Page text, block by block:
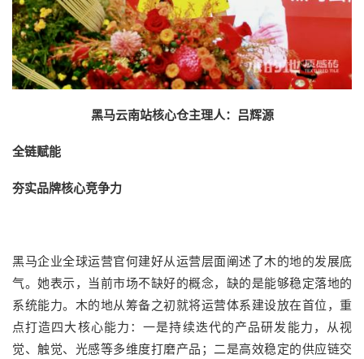
黑马云南站核心仓主理人：吕辉源
全链赋能
夯实品牌核心竞争力
黑马企业全球运营官何建好从运营层面阐述了木的地的发展底
气。她表示，当前市场不缺好的概念，缺的是能够稳定落地的
系统能力。木的地从筹备之初就将运营体系建设放在首位，重
点打造四大核心能力：一是持续迭代的产品研发能力，从视
觉、触觉、光感等多维度打磨产品；二是高效稳定的供应链交